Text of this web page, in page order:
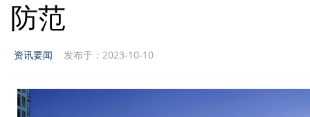
防范
资讯要闻 发布于：2023-10-10